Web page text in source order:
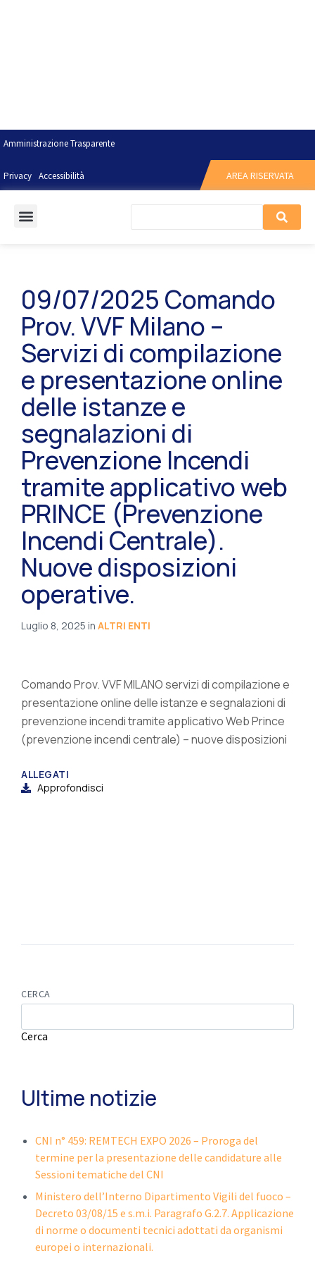
Amministrazione Trasparente
Privacy Accessibilità AREA RISERVATA
09/07/2025 Comando
Prov. VVF Milano –
Servizi di compilazione
e presentazione online
delle istanze e
segnalazioni di
Prevenzione Incendi
tramite applicativo web
PRINCE (Prevenzione
Incendi Centrale).
Nuove disposizioni
operative.
Luglio 8, 2025 in ALTRI ENTI
Comando Prov. VVF MILANO servizi di compilazione e
presentazione online delle istanze e segnalazioni di
prevenzione incendi tramite applicativo Web Prince
(prevenzione incendi centrale) – nuove disposizioni
ALLEGATI
Approfondisci
CERCA
Cerca
Ultime notizie
CNI n° 459: REMTECH EXPO 2026 – Proroga del
termine per la presentazione delle candidature alle
Sessioni tematiche del CNI
Ministero dell’Interno Dipartimento Vigili del fuoco –
Decreto 03/08/15 e s.m.i. Paragrafo G.2.7. Applicazione
di norme o documenti tecnici adottati da organismi
europei o internazionali.